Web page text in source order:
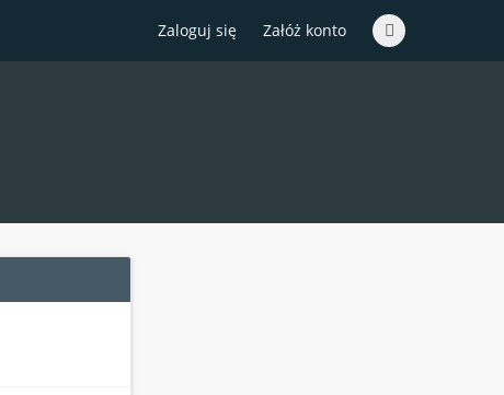
Zaloguj się Załóż konto